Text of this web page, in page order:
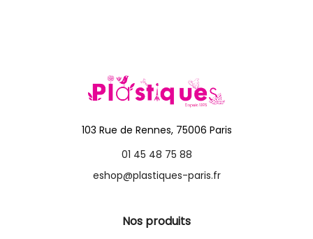
103 Rue de Rennes, 75006 Paris
01 45 48 75 88
eshop@plastiques-paris.fr
Nos produits